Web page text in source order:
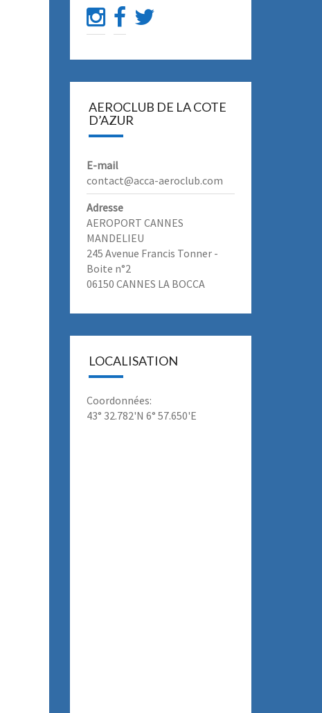
AEROCLUB DE LA COTE
D’AZUR
E-mail
contact@acca-aeroclub.com
Adresse
AEROPORT CANNES
MANDELIEU
245 Avenue Francis Tonner -
Boite n°2
06150 CANNES LA BOCCA
LOCALISATION
Coordonnées:
43° 32.782'N 6° 57.650'E